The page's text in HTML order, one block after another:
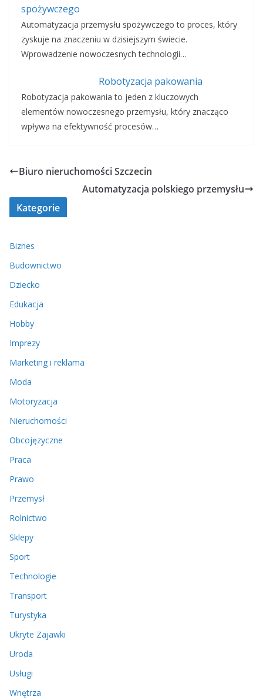
spożywczego
Automatyzacja przemysłu spożywczego to proces, który
zyskuje na znaczeniu w dzisiejszym świecie.
Wprowadzenie nowoczesnych technologii…
Robotyzacja pakowania
Robotyzacja pakowania to jeden z kluczowych
elementów nowoczesnego przemysłu, który znacząco
wpływa na efektywność procesów…
Biuro nieruchomości Szczecin
Automatyzacja polskiego przemysłu
Kategorie
Biznes
Budownictwo
Dziecko
Edukacja
Hobby
Imprezy
Marketing i reklama
Moda
Motoryzacja
Nieruchomości
Obcojęzyczne
Praca
Prawo
Przemysł
Rolnictwo
Sklepy
Sport
Technologie
Transport
Turystyka
Ukryte Zajawki
Uroda
Usługi
Wnętrza